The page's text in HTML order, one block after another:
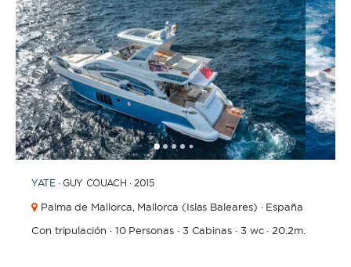
12345 7 8910111213141516
YATE · GUY COUACH · 2015
Palma de Mallorca, Mallorca (Islas Baleares) · España
Con tripulación · 10 Personas· 3 Cabinas · 3 wc· 20.2m.